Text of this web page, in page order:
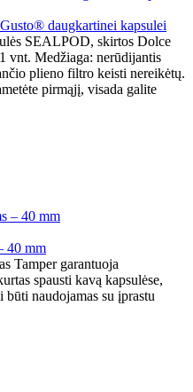
daugkartinei kapsulei
SEALPOD, skirtos Dolce
vnt. Medžiaga: nerūdijantis
plieno filtro keisti nereikėtų.
pirmąjį, visada galite
40 mm
Tamper garantuoja
spausti kavą kapsulėse,
naudojamas su įprastu